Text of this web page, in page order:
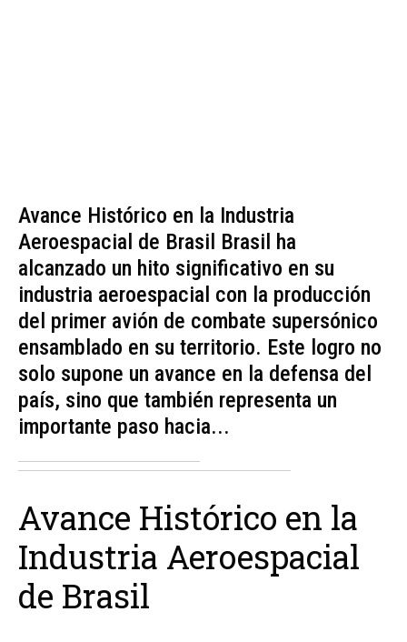
Avance Histórico en la Industria
Aeroespacial de Brasil Brasil ha
alcanzado un hito significativo en su
industria aeroespacial con la producción
del primer avión de combate supersónico
ensamblado en su territorio. Este logro no
solo supone un avance en la defensa del
país, sino que también representa un
importante paso hacia...
Avance Histórico en la
Industria Aeroespacial
de Brasil